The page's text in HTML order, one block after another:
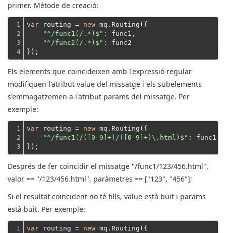
primer. Mètode de creació:
1
2
3
4
var routing = new mq.Routing({
"^/func1(/.*)$" : func1,
"^/func2(/.*)$" : func2
});
Els elements que coincideixen amb l'expressió regular
modifiquen l'atribut value del missatge i els subelements
s'emmagatzemen a l'atribut params del missatge. Per
exemple:
1
2
3
var routing = new mq.Routing({
"^/func1(/([0-9]+)/([0-9]+)\.html)$" : func1,
});
Després de fer coincidir el missatge "/func1/123/456.html",
valor == "/123/456.html", paràmetres == ["123", "456"];
Si el resultat coincident no té fills, value està buit i params
està buit. Per exemple:
1
var routing = new mq.Routing({